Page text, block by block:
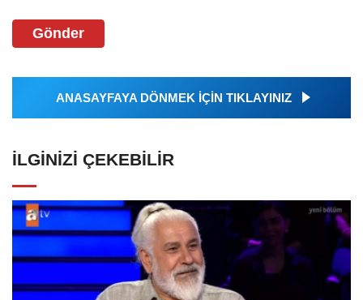
Gönder
ANASAYFAYA DÖNMEK İÇİN TIKLAYINIZ
İLGINIZI ÇEKEBILIR